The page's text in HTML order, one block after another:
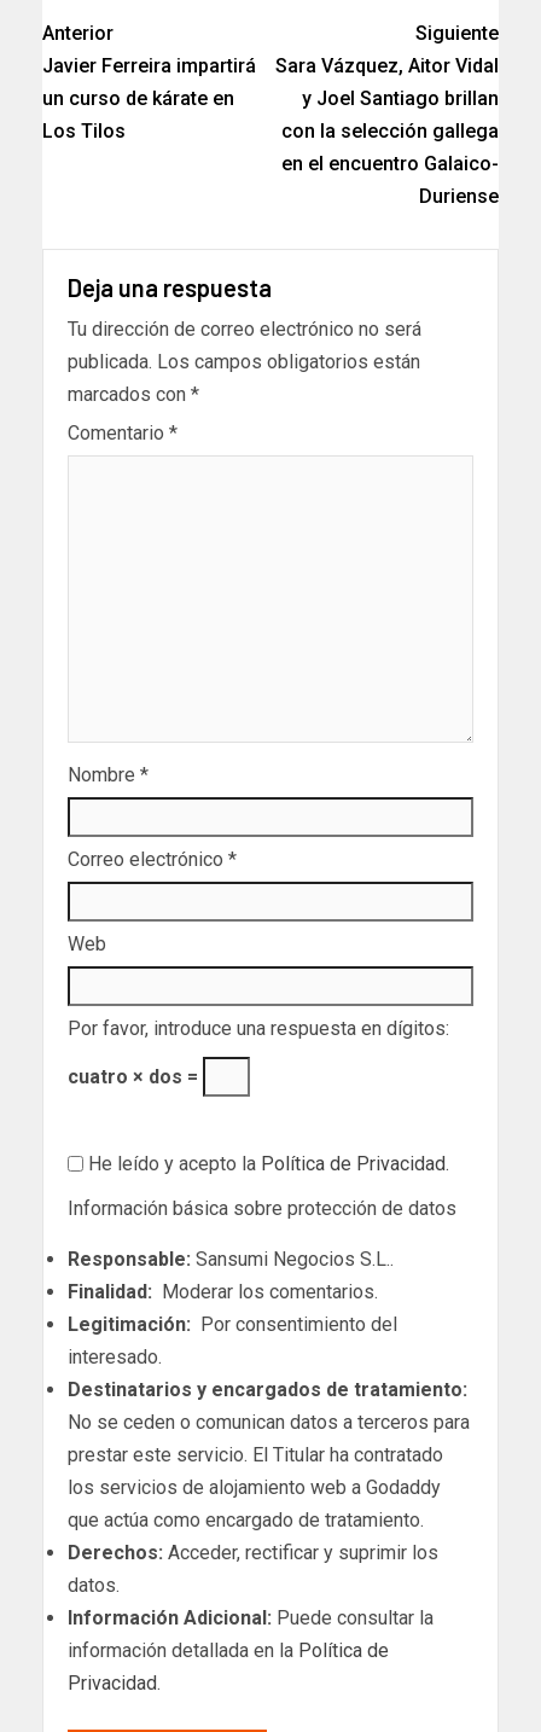
Anterior
Javier Ferreira impartirá
un curso de kárate en
Los Tilos
Siguiente
Sara Vázquez, Aitor Vidal
y Joel Santiago brillan
con la selección gallega
en el encuentro Galaico-
Duriense
Deja una respuesta
Tu dirección de correo electrónico no será
publicada. Los campos obligatorios están
marcados con *
Comentario *
Nombre *
Correo electrónico *
Web
Por favor, introduce una respuesta en dígitos:
cuatro × dos =
He leído y acepto la Política de Privacidad.
Información básica sobre protección de datos
Responsable: Sansumi Negocios S.L..
Finalidad: Moderar los comentarios.
Legitimación: Por consentimiento del
interesado.
Destinatarios y encargados de tratamiento:
No se ceden o comunican datos a terceros para
prestar este servicio. El Titular ha contratado
los servicios de alojamiento web a Godaddy
que actúa como encargado de tratamiento.
Derechos: Acceder, rectificar y suprimir los
datos.
Información Adicional: Puede consultar la
información detallada en la Política de
Privacidad.